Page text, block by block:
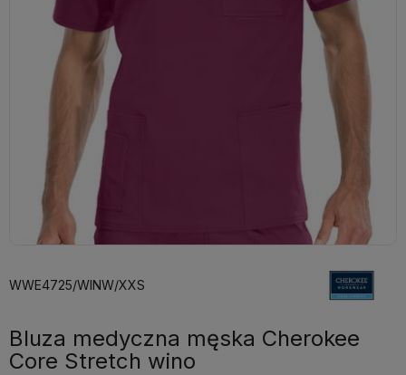
WWE4725/WINW/XXS
Bluza medyczna męska Cherokee
Core Stretch wino